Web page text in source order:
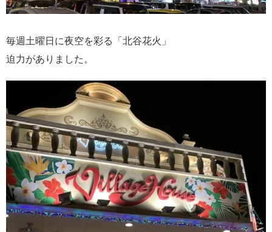
毎週土曜日に夜空を彩る「北谷花火」
迫力がありました。